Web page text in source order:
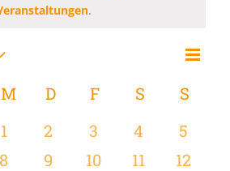
.
Monat
MMITTWOCH
D DONNERSTAG
F FREITAG
S SAMSTAG
S
0
Veranstaltungen
1
0
Veranstaltungen
2
0
Veranstaltungen
3
0
4
0
5
0
8
0
9
0
10
0
11
0
12